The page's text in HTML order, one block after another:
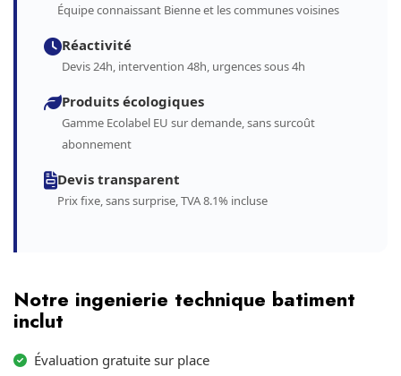
Équipe connaissant Bienne et les communes voisines
Réactivité
Devis 24h, intervention 48h, urgences sous 4h
Produits écologiques
Gamme Ecolabel EU sur demande, sans surcoût
abonnement
Devis transparent
Prix fixe, sans surprise, TVA 8.1% incluse
Notre ingenierie technique batiment
inclut
Évaluation gratuite sur place